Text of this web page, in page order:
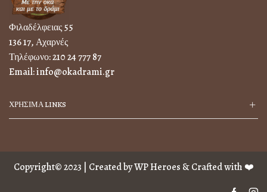
Φιλαδέλφειας 55
136 17, Αχαρνές
Τηλέφωνο:210 24 777 87
Email:info@okadrami.gr
ΧΡΗΣΙΜΑ LINKS
Copyright© 2023 | Created byWP Heroes & Crafted with ❤️